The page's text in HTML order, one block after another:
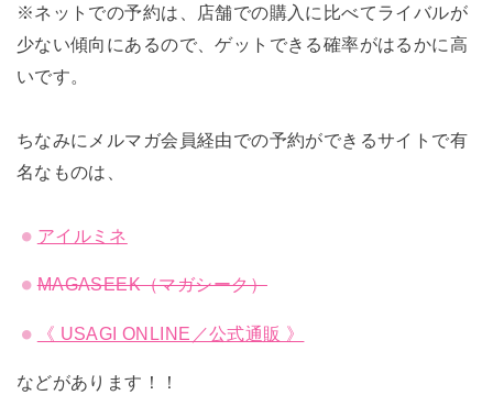
※ネットでの予約は、店舗での購入に比べてライバルが
少ない傾向にあるので、ゲットできる確率がはるかに高
いです。
ちなみにメルマガ会員経由での予約ができるサイトで有
名なものは、
アイルミネ
MAGASEEK（マガシーク）
《 USAGI ONLINE／公式通販 》
などがあります！！